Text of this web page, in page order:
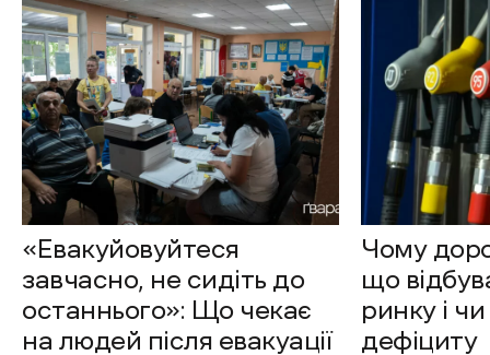
«Евакуйовуйтеся
завчасно, не сидіть до
останнього»: Що чекає
на людей після евакуації
Чому
що
ринку і
дефіциту